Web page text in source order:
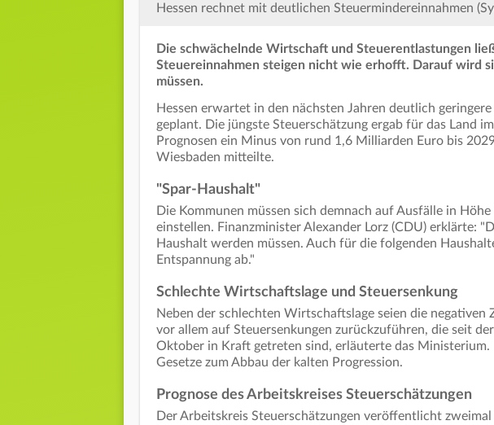
Hessen rechnet mit deutlichen Steuermindereinnahmen
Die schwächelnde Wirtschaft und Steuerentlastungen
Steuereinnahmen steigen nicht wie erhofft. Darauf wird
müssen.
Hessen erwartet in den nächsten Jahren deutlich
geplant. Die jüngste Steuerschätzung ergab für das Land
Prognosen ein Minus von rund 1,6 Milliarden Euro bis
Wiesbaden mitteilte.
"Spar-Haushalt"
Die Kommunen müssen sich demnach auf Ausfälle in
einstellen. Finanzminister Alexander Lorz (CDU) erklärte:
Haushalt werden müssen. Auch für die folgenden
Entspannung ab."
Schlechte Wirtschaftslage und Steuersenkung
Neben der schlechten Wirtschaftslage seien die negativen
vor allem auf Steuersenkungen zurückzuführen, die seit
Oktober in Kraft getreten sind, erläuterte das Ministerium.
Gesetze zum Abbau der kalten Progression.
Prognose des Arbeitskreises Steuerschätzungen
Der Arbeitskreis Steuerschätzungen veröffentlicht